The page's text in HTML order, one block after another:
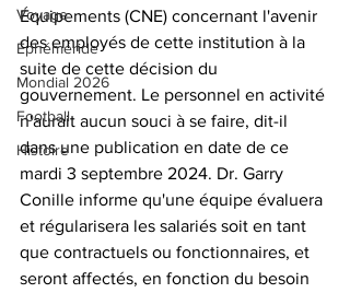
Voyage
Éphéméride
Mondial 2026
Football
Histoire
Équipements (CNE) concernant l'avenir
des employés de cette institution à la
suite de cette décision du
gouvernement. Le personnel en activité
n'aurait aucun souci à se faire, dit-il
dans une publication en date de ce
mardi 3 septembre 2024. Dr. Garry
Conille informe qu'une équipe évaluera
et régularisera les salariés soit en tant
que contractuels ou fonctionnaires, et
seront affectés, en fonction du besoin